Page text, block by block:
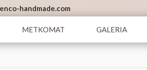
handmade.com
METKOMAT GALERIA